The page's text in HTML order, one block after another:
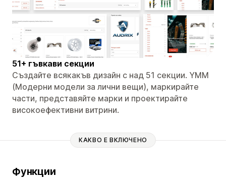
51+ гъвкави секции
Създайте всякакъв дизайн с над 51 секции. YMM
(Модерни модели за лични вещи), маркирайте
части, представяйте марки и проектирайте
високоефективни витрини.
КАКВО Е ВКЛЮЧЕНО
Функции